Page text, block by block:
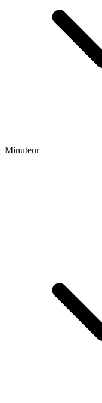
Minuteur